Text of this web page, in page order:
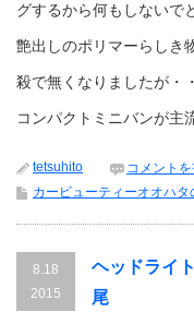
グするから何もしないで
艶出しのポリマーらしき
殺で無くなりましたが・
コンパクトミニバンが主
tetsuhito
コメントを
カービューティーオオハ
8.18
2015
ヘッドライ
尾